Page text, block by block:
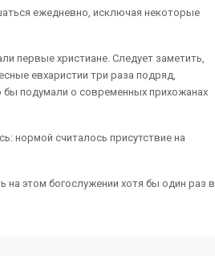
ежедневно, исключая некоторые
первые христиане. Следует заметить,
евхаристии три раза подряд,
подумали о современных прихожанах
нормой считалось присутствие на
этом богослужении хотя бы один раз в